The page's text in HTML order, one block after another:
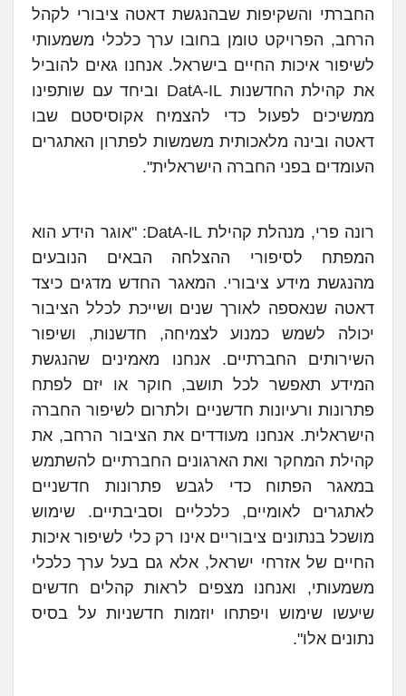
החברתי והשקיפות שבהנגשת דאטה ציבורי לקהל
הרחב, הפרויקט טומן בחובו ערך כלכלי משמעותי
לשיפור איכות החיים בישראל. אנחנו גאים להוביל
את קהילת החדשנות DatA-IL וביחד עם שותפינו
ממשיכים לפעול כדי להצמיח אקוסיסטם שבו
דאטה ובינה מלאכותית משמשות לפתרון האתגרים
העומדים בפני החברה הישראלית".
רונה פרי, מנהלת קהילת DatA-IL: "אוגר הידע הוא
המפתח לסיפורי ההצלחה הבאים הנובעים
מהנגשת מידע ציבורי. המאגר החדש מדגים כיצד
דאטה שנאספה לאורך שנים ושייכת לכלל הציבור
יכולה לשמש כמנוע לצמיחה, חדשנות, ושיפור
השירותים החברתיים. אנחנו מאמינים שהנגשת
המידע תאפשר לכל תושב, חוקר או יזם לפתח
פתרונות ורעיונות חדשניים ולתרום לשיפור החברה
הישראלית. אנחנו מעודדים את הציבור הרחב, את
קהילת המחקר ואת הארגונים החברתיים להשתמש
במאגר הפתוח כדי לגבש פתרונות חדשניים
לאתגרים לאומיים, כלכליים וסביבתיים. שימוש
מושכל בנתונים ציבוריים אינו רק כלי לשיפור איכות
החיים של אזרחי ישראל, אלא גם בעל ערך כלכלי
משמעותי, ואנחנו מצפים לראות קהלים חדשים
שיעשו שימוש ויפתחו יוזמות חדשניות על בסיס
נתונים אלו".